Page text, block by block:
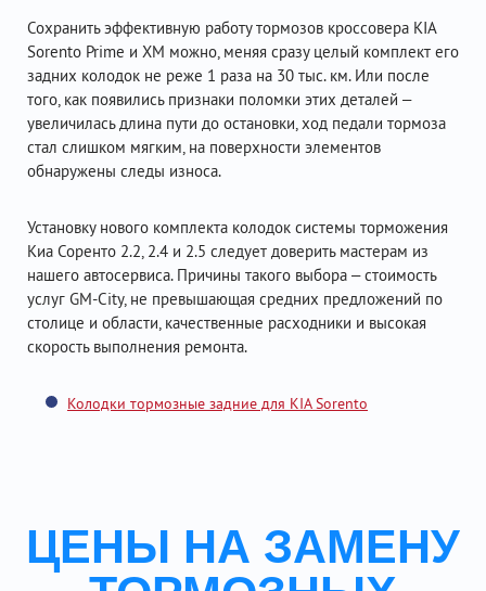
Сохранить эффективную работу тормозов кроссовера KIA
Sorento Prime и XM можно, меняя сразу целый комплект его
задних колодок не реже 1 раза на 30 тыс. км. Или после
того, как появились признаки поломки этих деталей –
увеличилась длина пути до остановки, ход педали тормоза
стал слишком мягким, на поверхности элементов
обнаружены следы износа.
Установку нового комплекта колодок системы торможения
Киа Соренто 2.2, 2.4 и 2.5 следует доверить мастерам из
нашего автосервиса. Причины такого выбора – стоимость
услуг GM-City, не превышающая средних предложений по
столице и области, качественные расходники и высокая
скорость выполнения ремонта.
Колодки тормозные задние для KIA Sorento
ЦЕНЫ НА ЗАМЕНУ